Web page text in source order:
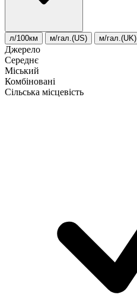
л/100км м/гал.(US) м/гал.(UK)
Джерело
Середнє
Міський
Комбіновані
Сільська місцевість